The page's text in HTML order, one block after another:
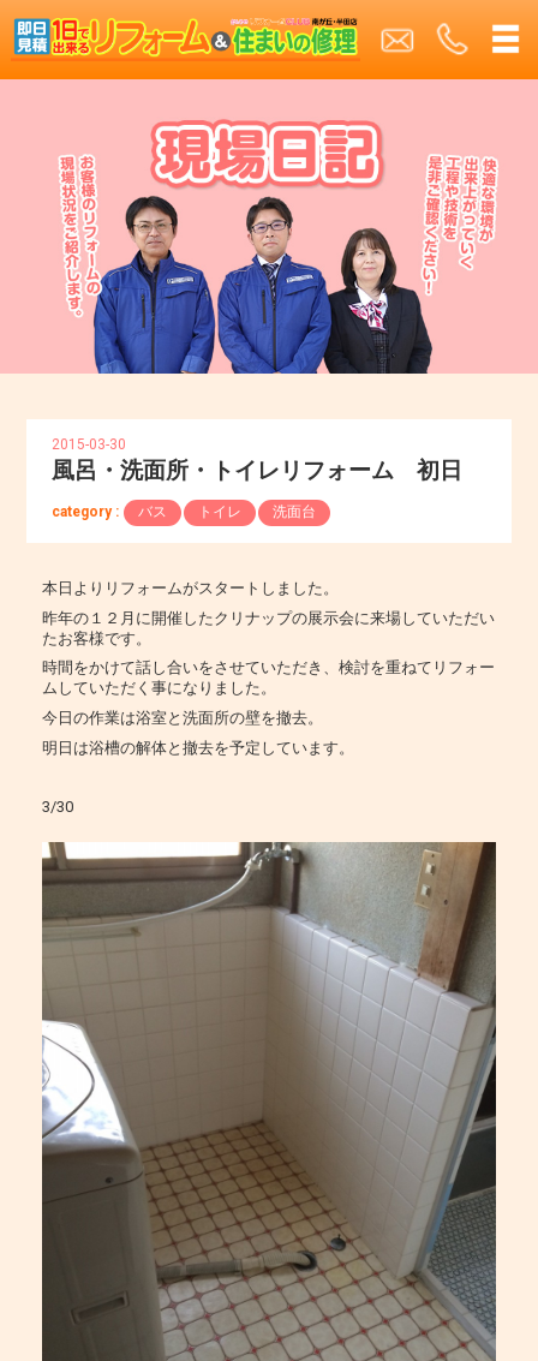
2015-03-30
風呂・洗面所・トイレリフォーム 初日
category : バス トイレ 洗面台
本日よりリフォームがスタートしました。
昨年の１２月に開催したクリナップの展示会に来場していただい
たお客様です。
時間をかけて話し合いをさせていただき、検討を重ねてリフォー
ムしていただく事になりました。
今日の作業は浴室と洗面所の壁を撤去。
明日は浴槽の解体と撤去を予定しています。
3/30